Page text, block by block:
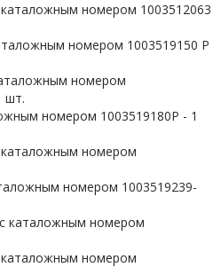
номером 1003512063
номером 1003519150 Р
номером
шт.
номером 1003519180Р - 1
номером
номером 1003519239-
каталожным номером
номером